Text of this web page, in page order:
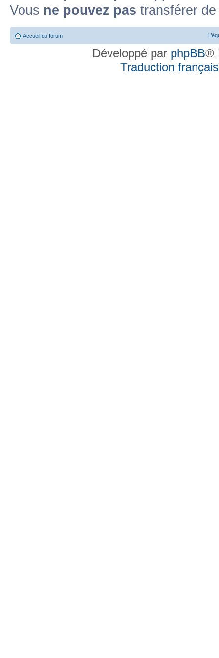
Vous ne pouvez pas transférer
Accueil du forum
Développé par phpBB®
Traduction